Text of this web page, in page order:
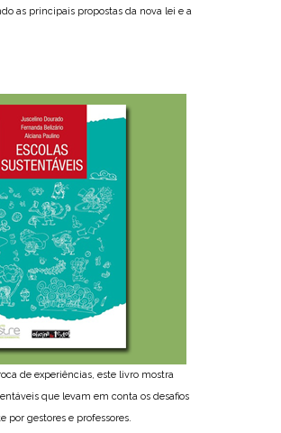
as principais propostas da nova lei e a
de experiências, este livro mostra
que levam em conta os desafios
por gestores e professores.